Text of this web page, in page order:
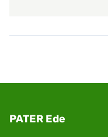
PATER Ede